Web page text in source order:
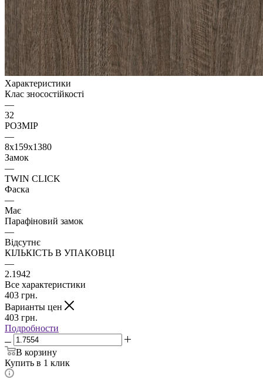
Характеристики
Клас зносостійкості
—
32
РОЗМІР
—
8x159x1380
Замок
—
TWIN CLICK
Фаска
—
Має
Парафіновий замок
—
Відсутнє
КІЛЬКІСТЬ В УПАКОВЦІ
—
2.1942
Все характеристики
403 грн.
Варианты цен
403 грн.
Подробности
В корзину
Купить в 1 клик